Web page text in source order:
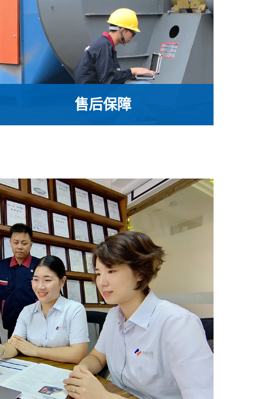
售后保障
恒利通在售前，售中，售后都倾情投入，全力
关注售出的风机使用情况。确保出厂的每一件
产品都保持良好的运作状态，“想客户所想，急
客户所需”，恒利通产品所到之处，都有我们技
术维护人员全程服务的足迹